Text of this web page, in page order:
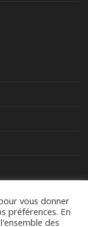
vous donner
préférences. En
des